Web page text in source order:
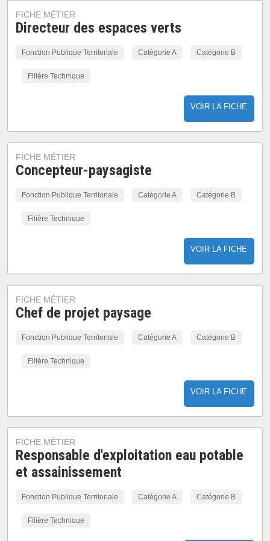
FICHE MÉTIER
Directeur des espaces verts
Fonction Publique Territoriale Catégorie A Catégorie B
Filière Technique
VOIR LA FICHE
FICHE MÉTIER
Concepteur-paysagiste
Fonction Publique Territoriale Catégorie A Catégorie B
Filière Technique
VOIR LA FICHE
FICHE MÉTIER
Chef de projet paysage
Fonction Publique Territoriale Catégorie A Catégorie B
Filière Technique
VOIR LA FICHE
FICHE MÉTIER
Responsable d'exploitation eau potable
et assainissement
Fonction Publique Territoriale Catégorie A Catégorie B
Filière Technique